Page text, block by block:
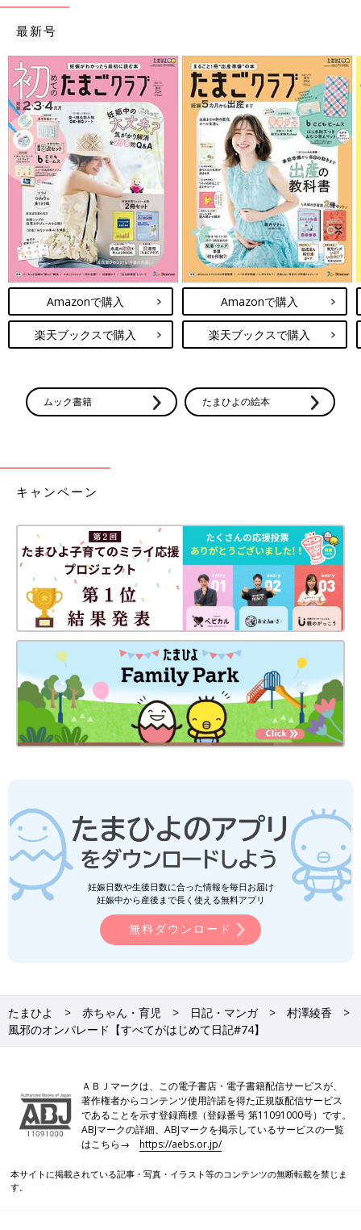
最新号
Amazonで購入
楽天ブックスで購入
Amazonで購入
楽天ブックスで購入
ムック書籍 たまひよの絵本
キャンペーン
妊娠日数や生後日数に合った情報を毎日お届け
妊娠中から産後まで長く使える無料アプリ
無料ダウンロード
たまひよ 赤ちゃん・育児 日記・マンガ
村澤綾香
風邪のオンパレード【すべてがはじめて日記#74】
ＡＢＪマークは、この電子書店・電子書籍配信サービスが、
著作権者からコンテンツ使用許諾を得た正規版配信サービス
であることを示す登録商標（登録番号 第11091000号）です。
ABJマークの詳細、ABJマークを掲示しているサービスの一覧
はこちら→https://aebs.or.jp/
本サイトに掲載されている記事・写真・イラスト等のコンテンツの無断転載を禁じま
す。